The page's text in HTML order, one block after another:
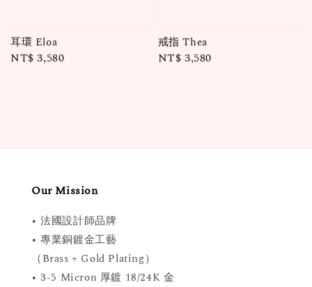
耳環 Eloa
Regular
NT$ 3,580
戒指 Thea
Regular
NT$ 3,580
Our Mission
• 法國設計師品牌
• 專業銅鍍金工藝
（Brass + Gold Plating）
• 3-5 Micron 厚鍍 18/24K 金